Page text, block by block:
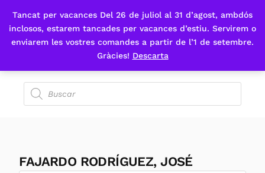
Tancat per vacances Del 26 de juliol al 31 d’agost, ambdós
inclosos, estarem tancades per vacances d’estiu. Servirem o
enviarem les vostres comandes a partir de l’1 de setembre.
Gràcies! Descarta
Fes-te'n sòcia
FAJARDO RODRÍGUEZ, JOSÉ